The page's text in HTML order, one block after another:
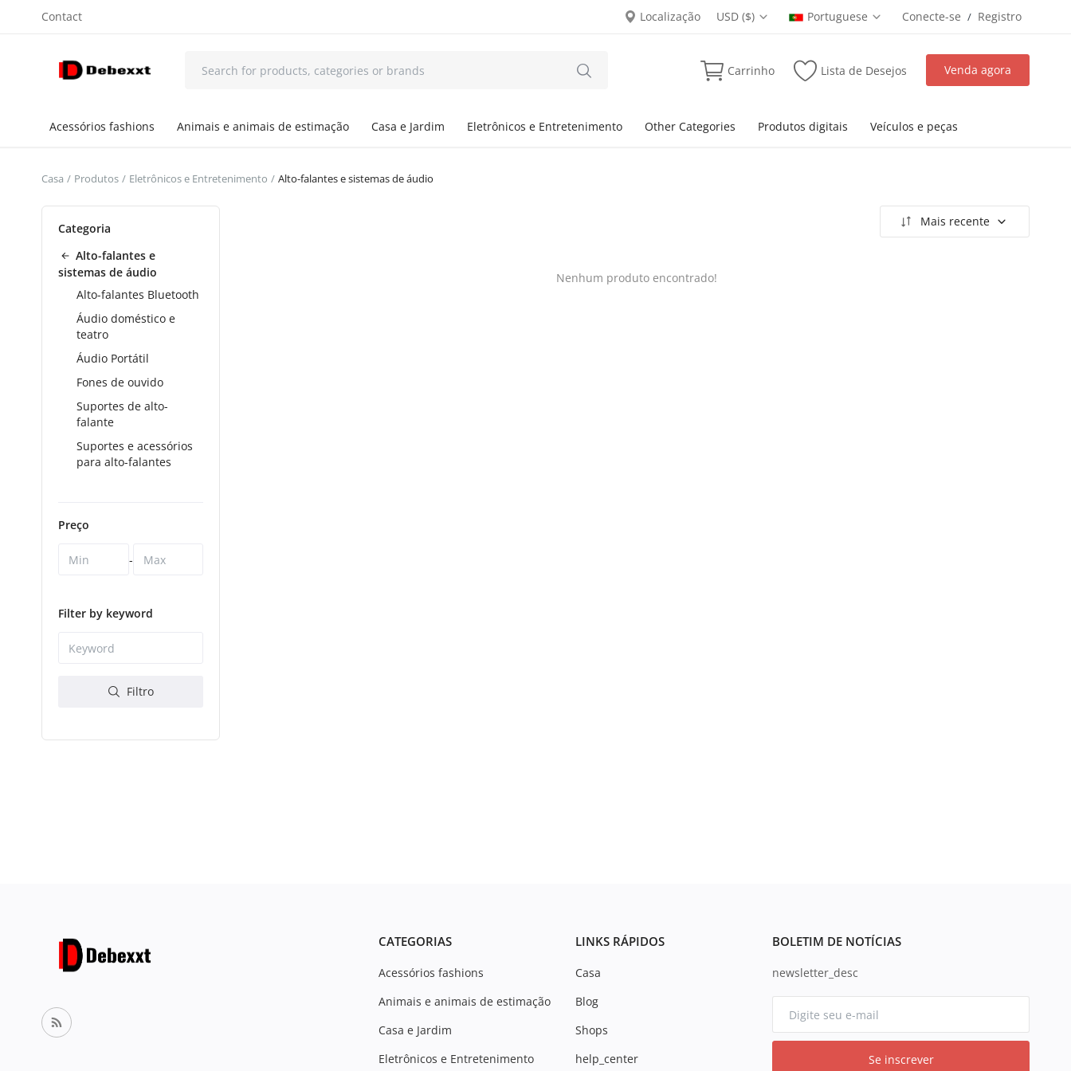
Contact Localização USD ($) Portuguese Conecte-se / Registro
Carrinho Lista de Desejos Venda agora
Acessórios fashions Animais e animais de estimação Casa e Jardim Eletrônicos e Entretenimento Other Categories Produtos digitais Veículos e peças
Casa Produtos Eletrônicos e Entretenimento Alto-falantes e sistemas de áudio
Categoria
Alto-falantes e
sistemas de áudio
Alto-falantes Bluetooth
Áudio doméstico e
teatro
Áudio Portátil
Fones de ouvido
Suportes de alto-
falante
Suportes e acessórios
para alto-falantes
Preço
-
Filter by keyword
Filtro
Mais recente
Nenhum produto encontrado!
CATEGORIAS
Acessórios fashions
Animais e animais de estimação
Casa e Jardim
Eletrônicos e Entretenimento
LINKS RÁPIDOS
Casa
Blog
Shops
help_center
BOLETIM DE NOTÍCIAS
newsletter_desc
Se inscrever